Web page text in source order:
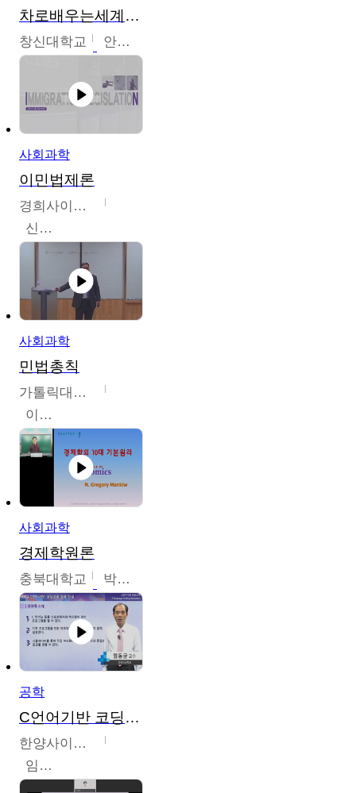
차로배우는세계문화
창신대학교 안소영
사회과학
이민법제론
경희사이버대학교
신광수
사회과학
민법총칙
가톨릭대학교
이홍민
사회과학
경제학원론
충북대학교 박철호
공학
C언어기반 코딩교육
한양사이버대학교
임동균